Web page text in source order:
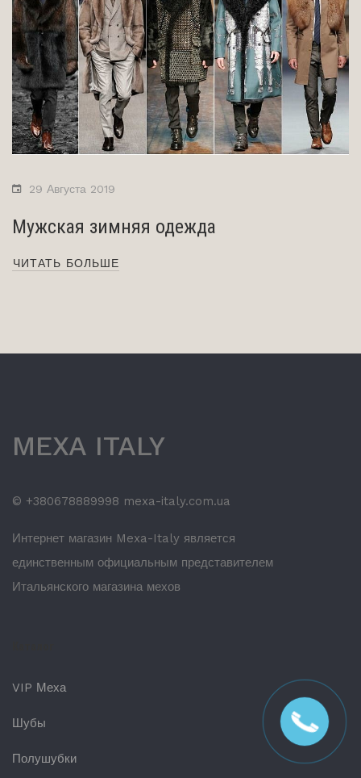
29 Августа 2019
Мужская зимняя одежда
ЧИТАТЬ БОЛЬШЕ
MEXA ITALY
© +380678889998 mexa-italy.com.ua
Интернет магазин Mexa-Italy является
единственным официальным представителем
Итальянского магазина мехов
VIP Меха
Шубы
Полушубки